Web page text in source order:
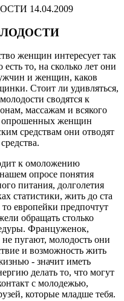
14.04.2009
женщин интересует так
то, на сколько лет они
и женщин, каков
Стоит ли удивляться,
сводятся к
массажам и всякого
опрошенных женщин
средствам они отводят
к омоложению
опросе понятия
питания, долголетия
статистики, жить до ста
европейки предпочтут
обращать столько
Француженок,
пугают, молодость они
и возможность жить
- значит иметь
делать то, что могут
с молодежью,
которые младше тебя.